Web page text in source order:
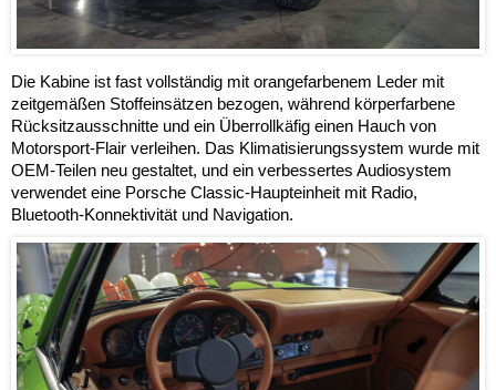
Die Kabine ist fast vollständig mit orangefarbenem Leder mit
zeitgemäßen Stoffeinsätzen bezogen, während körperfarbene
Rücksitzausschnitte und ein Überrollkäfig einen Hauch von
Motorsport-Flair verleihen. Das Klimatisierungssystem wurde mit
OEM-Teilen neu gestaltet, und ein verbessertes Audiosystem
verwendet eine Porsche Classic-Haupteinheit mit Radio,
Bluetooth-Konnektivität und Navigation.